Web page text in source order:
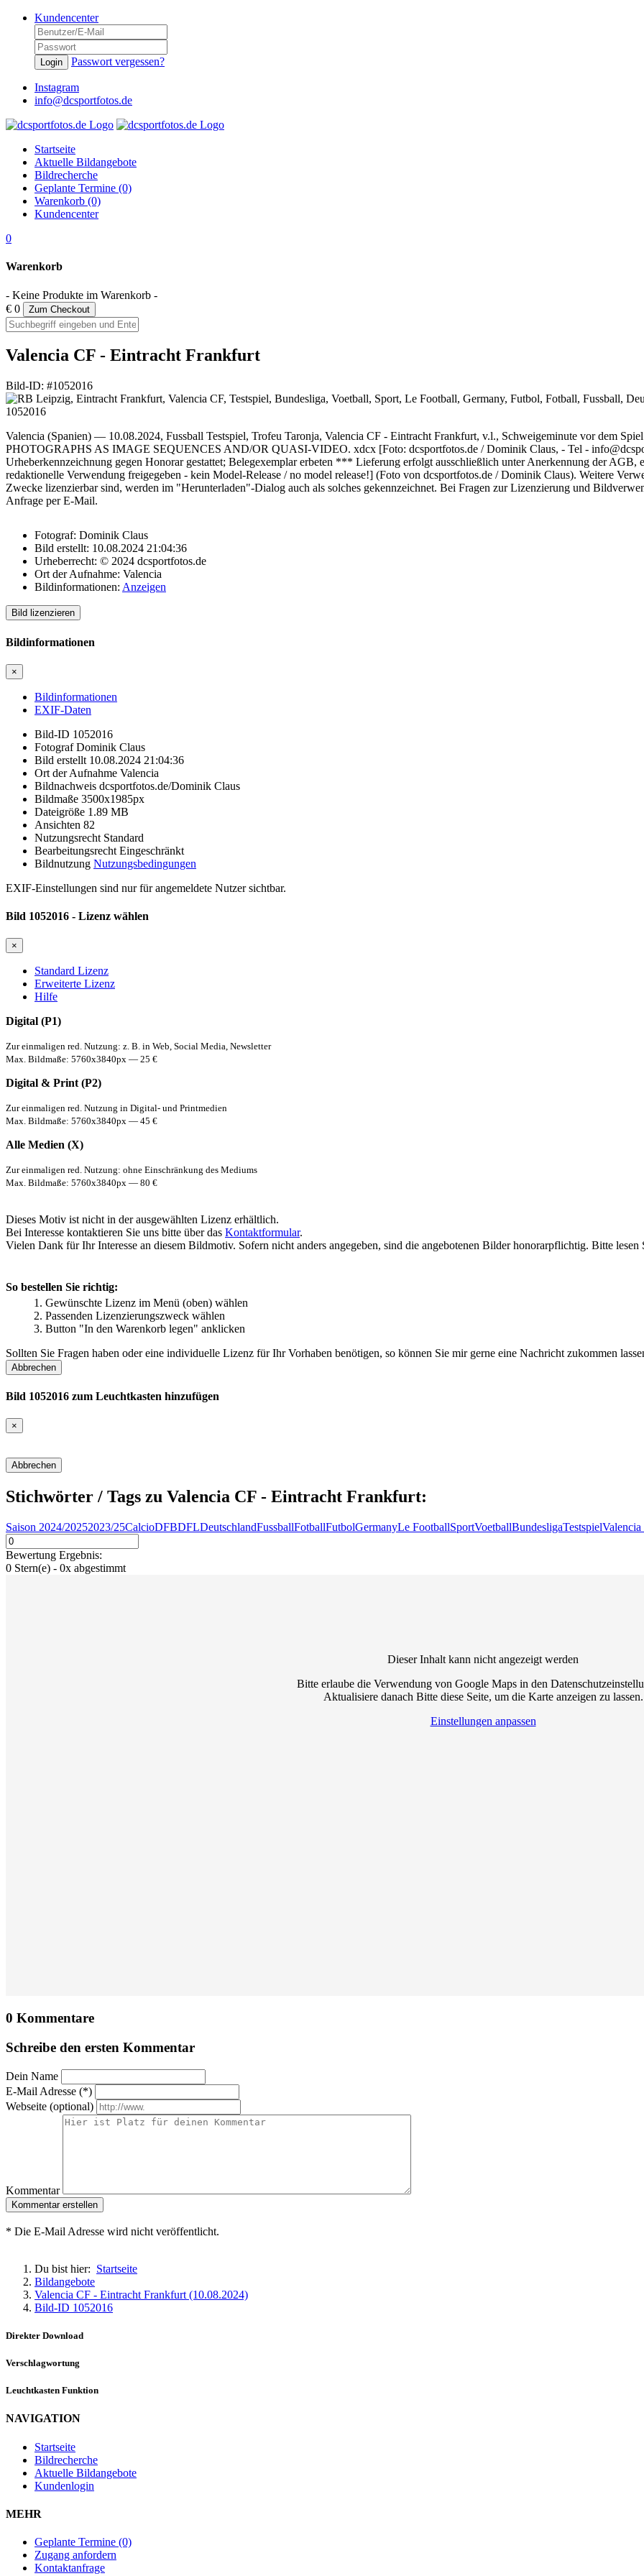
Kundencenter
Login Passwort vergessen?
Instagram
info@dcsportfotos.de
Startseite
Aktuelle Bildangebote
Bildrecherche
Geplante Termine (0)
Warenkorb (0)
Kundencenter
0
Warenkorb
- Keine Produkte im Warenkorb -
€ 0
Zum Checkout
Valencia CF - Eintracht Frankfurt
Bild-ID: #1052016
Valencia (Spanien) — 10.08.2024, Fussball Testspiel, Trofeu Taronja, Valencia CF - Eintracht Frankfurt, v.l., Schweigeminute vor dem
PHOTOGRAPHS AS IMAGE SEQUENCES AND/OR QUASI-VIDEO. xdcx [Foto: dcsportfotos.de / Dominik Claus, - Tel -
Urheberkennzeichnung gegen Honorar gestattet; Belegexemplar erbeten *** Lieferung erfolgt ausschließlich unter Anerkennung der
redaktionelle Verwendung freigegeben - kein Model-Release / no model release!] (Foto von dcsportfotos.de / Dominik Claus). Weitere
Zwecke lizenzierbar sind, werden im "Herunterladen"-Dialog auch als solches gekennzeichnet. Bei Fragen zur Lizenzierung und
Anfrage per E-Mail.
Fotograf: Dominik Claus
Bild erstellt: 10.08.2024 21:04:36
Urheberrecht: © 2024 dcsportfotos.de
Ort der Aufnahme: Valencia
Bildinformationen: Anzeigen
Bild lizenzieren
Bildinformationen
×
Bildinformationen
EXIF-Daten
Bild-ID 1052016
Fotograf Dominik Claus
Bild erstellt 10.08.2024 21:04:36
Ort der Aufnahme Valencia
Bildnachweis dcsportfotos.de/Dominik Claus
Bildmaße 3500x1985px
Dateigröße 1.89 MB
Ansichten 82
Nutzungsrecht Standard
Bearbeitungsrecht Eingeschränkt
Bildnutzung Nutzungsbedingungen
EXIF-Einstellungen sind nur für angemeldete Nutzer sichtbar.
Bild 1052016 - Lizenz wählen
×
Standard Lizenz
Erweiterte Lizenz
Hilfe
Digital (P1)
Zur einmaligen red. Nutzung: z. B. in Web, Social Media, Newsletter
Max. Bildmaße: 5760x3840px — 25 €
Digital & Print (P2)
Zur einmaligen red. Nutzung in Digital- und Printmedien
Max. Bildmaße: 5760x3840px — 45 €
Alle Medien (X)
Zur einmaligen red. Nutzung: ohne Einschränkung des Mediums
Max. Bildmaße: 5760x3840px — 80 €
Dieses Motiv ist nicht in der ausgewählten Lizenz erhältlich.
Bei Interesse kontaktieren Sie uns bitte über das Kontaktformular.
Vielen Dank für Ihr Interesse an diesem Bildmotiv. Sofern nicht anders angegeben, sind die angebotenen Bilder honorarpflichtig. Bitte lesen
So bestellen Sie richtig:
Gewünschte Lizenz im Menü (oben) wählen
Passenden Lizenzierungszweck wählen
Button "In den Warenkorb legen" anklicken
Sollten Sie Fragen haben oder eine individuelle Lizenz für Ihr Vorhaben benötigen, so können Sie mir gerne eine Nachricht zukommen
Abbrechen
Bild 1052016 zum Leuchtkasten hinzufügen
×
Abbrechen
Stichwörter / Tags zu Valencia CF - Eintracht Frankfurt:
Saison 2024/20252023/25CalcioDFBDFLDeutschlandFussballFotballFutbolGermanyLe FootballSportVoetballBundesligaTestspielValencia
Bewertung Ergebnis:
0 Stern(e) - 0x abgestimmt
Dieser Inhalt kann nicht angezeigt werden
Bitte erlaube die Verwendung von Google Maps in den
Aktualisiere danach Bitte diese Seite, um die Karte anzeigen zu lassen.
Einstellungen anpassen
0 Kommentare
Schreibe den ersten Kommentar
Dein Name
E-Mail Adresse (*)
Webseite (optional)
Kommentar
Kommentar erstellen
* Die E-Mail Adresse wird nicht veröffentlicht.
Du bist hier: Startseite
Bildangebote
Valencia CF - Eintracht Frankfurt (10.08.2024)
Bild-ID 1052016
Direkter Download
Verschlagwortung
Leuchtkasten Funktion
NAVIGATION
Startseite
Bildrecherche
Aktuelle Bildangebote
Kundenlogin
MEHR
Geplante Termine (0)
Zugang anfordern
Kontaktanfrage